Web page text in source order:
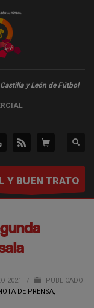
y León de Fútbol
Y BUEN TRATO
2021 /
PUBLICADO
DE PRENSA,